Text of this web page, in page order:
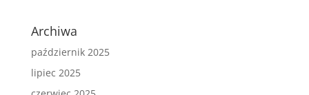
Archiwa
październik 2025
lipiec 2025